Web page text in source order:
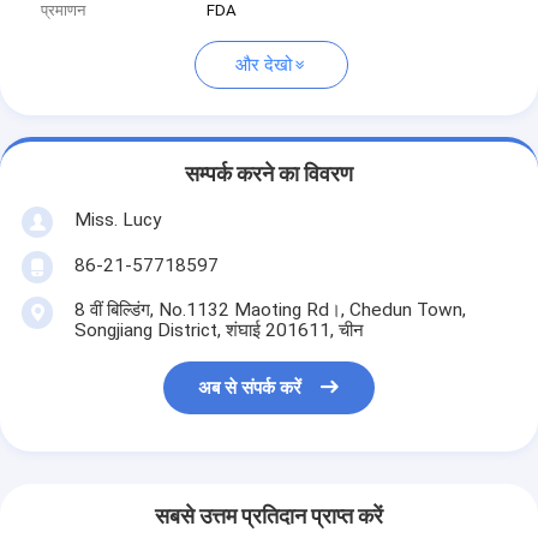
प्रमाणन
FDA
और देखो
सम्पर्क करने का विवरण
Miss. Lucy
86-21-57718597
8 वीं बिल्डिंग, No.1132 Maoting Rd।, Chedun Town,
Songjiang District, शंघाई 201611, चीन
अब से संपर्क करें
सबसे उत्तम प्रतिदान प्राप्त करें